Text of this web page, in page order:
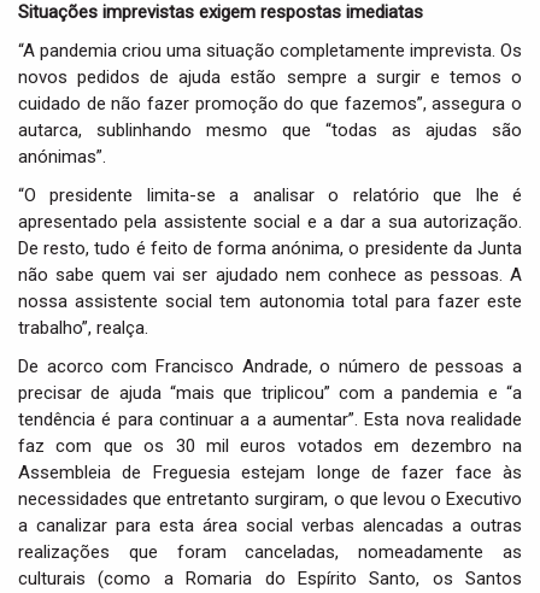
Situações imprevistas exigem respostas imediatas
“A pandemia criou uma situação completamente imprevista. Os
novos pedidos de ajuda estão sempre a surgir e temos o
cuidado de não fazer promoção do que fazemos”, assegura o
autarca, sublinhando mesmo que “todas as ajudas são
anónimas”.
“O presidente limita-se a analisar o relatório que lhe é
apresentado pela assistente social e a dar a sua autorização.
De resto, tudo é feito de forma anónima, o presidente da Junta
não sabe quem vai ser ajudado nem conhece as pessoas. A
nossa assistente social tem autonomia total para fazer este
trabalho”, realça.
De acorco com Francisco Andrade, o número de pessoas a
precisar de ajuda “mais que triplicou” com a pandemia e “a
tendência é para continuar a a aumentar”. Esta nova realidade
faz com que os 30 mil euros votados em dezembro na
Assembleia de Freguesia estejam longe de fazer face às
necessidades que entretanto surgiram, o que levou o Executivo
a canalizar para esta área social verbas alencadas a outras
realizações que foram canceladas, nomeadamente as
culturais (como a Romaria do Espírito Santo, os Santos